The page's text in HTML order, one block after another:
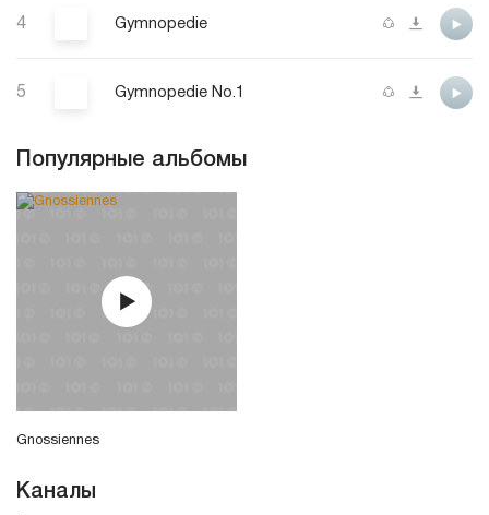
4 Gymnopedie
5 Gymnopedie No.1
Популярные альбомы
Gnossiennes
Каналы